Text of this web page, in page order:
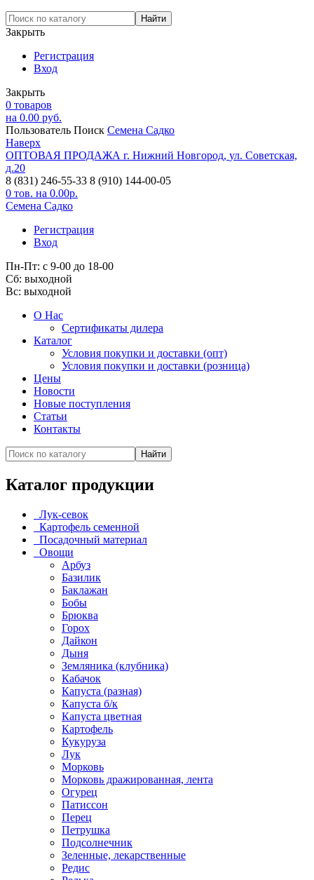
Закрыть
Регистрация
Вход
Закрыть
0 товаров
на 0.00 руб.
Пользователь Поиск Семена Садко
Наверх
ОПТОВАЯ ПРОДАЖА г. Нижний Новгород, ул. Советская,
д.20
8 (831) 246-55-33 8 (910) 144-00-05
0 тов. на 0.00р.
Семена Садко
Регистрация
Вход
Пн-Пт: с 9-00 до 18-00
Cб: выходной
Вс: выходной
О Нас
Сертификаты дилера
Каталог
Условия покупки и доставки (опт)
Условия покупки и доставки (розница)
Цены
Новости
Новые поступления
Статьи
Контакты
Каталог продукции
Лук-севок
Картофель семенной
Посадочный материал
Овощи
Арбуз
Базилик
Баклажан
Бобы
Брюква
Горох
Дайкон
Дыня
Земляника (клубника)
Кабачок
Капуста (разная)
Капуста б/к
Капуста цветная
Картофель
Кукуруза
Лук
Морковь
Морковь дражированная, лента
Огурец
Патиссон
Перец
Петрушка
Подсолнечник
Зеленные, лекарственные
Редис